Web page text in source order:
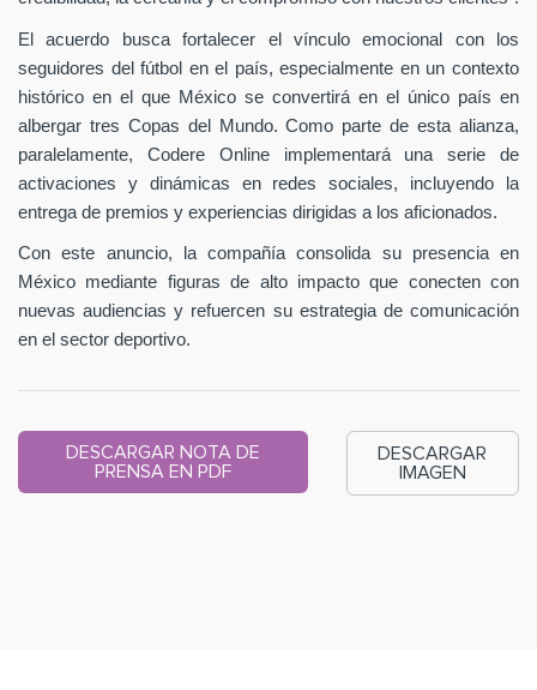
El acuerdo busca fortalecer el vínculo emocional con los
seguidores del fútbol en el país, especialmente en un contexto
histórico en el que México se convertirá en el único país en
albergar tres Copas del Mundo. Como parte de esta alianza,
paralelamente, Codere Online implementará una serie de
activaciones y dinámicas en redes sociales, incluyendo la
entrega de premios y experiencias dirigidas a los aficionados.
Con este anuncio, la compañía consolida su presencia en
México mediante figuras de alto impacto que conecten con
nuevas audiencias y refuercen su estrategia de comunicación
en el sector deportivo.
DESCARGAR NOTA DE
PRENSA EN PDF
DESCARGAR
IMAGEN